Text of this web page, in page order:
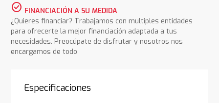
check_circle FINANCIACIÓN A SU MEDIDA
¿Quieres financiar? Trabajamos con multiples entidades
para ofrecerte la mejor financiación adaptada a tus
necesidades. Preocúpate de disfrutar y nosotros nos
encargamos de todo
Especificaciones